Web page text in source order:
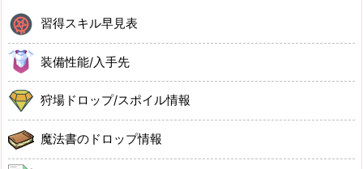
習得スキル早見表
装備性能/入手先
狩場ドロップ/スポイル情報
魔法書のドロップ情報